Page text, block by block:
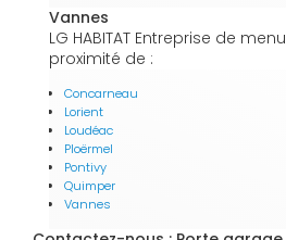
Vannes
LG HABITAT Entreprise de
proximité de :
Concarneau
Lorient
Loudéac
Ploërmel
Pontivy
Quimper
Vannes